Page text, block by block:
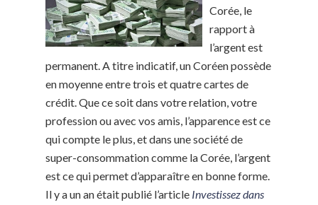
Corée, le
rapport à
l’argent est
permanent. A titre indicatif, un Coréen possède
en moyenne entre trois et quatre cartes de
crédit. Que ce soit dans votre relation, votre
profession ou avec vos amis, l’apparence est ce
qui compte le plus, et dans une société de
super-consommation comme la Corée, l’argent
est ce qui permet d’apparaître en bonne forme.
Il y a un an était publié l’article Investissez dans